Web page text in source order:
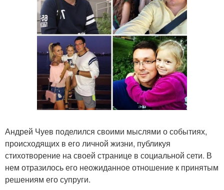
Андрей Чуев поделился своими мыслями о событиях,
происходящих в его личной жизни, публикуя
стихотворение на своей странице в социальной сети. В
нем отразилось его неожиданное отношение к принятым
решениям его супруги.